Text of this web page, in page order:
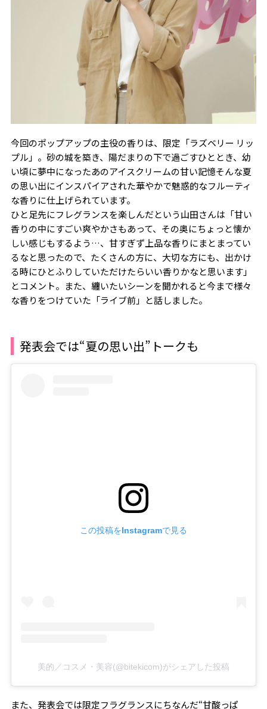
今回のポップアップの主役の香りは、限定「ラズベリー リッ
プル」。砂の城を築き、陽だまりの下で過ごすひととき、幼
い頃に夢中になったあのアイスクリームの甘い記憶――そんな夏
の思い出にインスパイアされた華やかで魅惑的なフルーティ
な香りに仕上げられています。
ひと足先にフレグランスを楽しんだという山田さんは「甘い
香りの中にすごい爽やかさもあって、その奥にちょっと懐か
しい感じもするよう…、甘すぎず上品な香りにまとまってい
るなと思ったので、たくさんの方に、大切な方にも、出かけ
る時にひとふりしていただけたらいい香りかなと思います」
とコメント。また、纏いたいシーンを聞かれると今まで様々
な香りをつけていた「ライブ前」と話しました。
発表会では“夏の思い出”トークも
この投稿をInstagramで見る
美的／コスメ・美容(@bitekicom)がシェアした投稿
また、発表会では限定フラグランスにちなんだ“甘酸っぱ